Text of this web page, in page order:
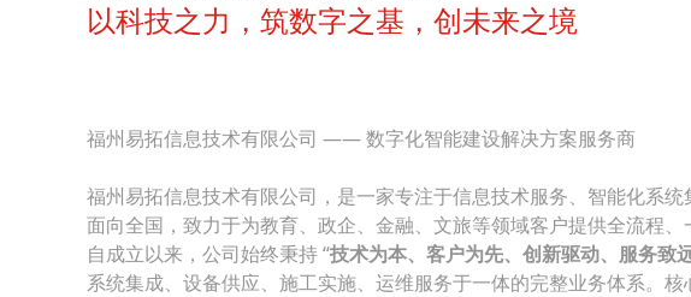
以科技之力，筑数字之基，创未来之境
福州易拓信息技术有限公司 —— 数字化智能建设解决方案服务商
福州易拓信息技术有限公司，是一家专注于信息技术服务、智能化系
面向全国，致力于为教育、政企、金融、文旅等领域客户提供全流程、
自成立以来，公司始终秉持 “技术为本、客户为先、创新驱动、服务致
系统集成、设备供应、施工实施、运维服务于一体的完整业务体系。